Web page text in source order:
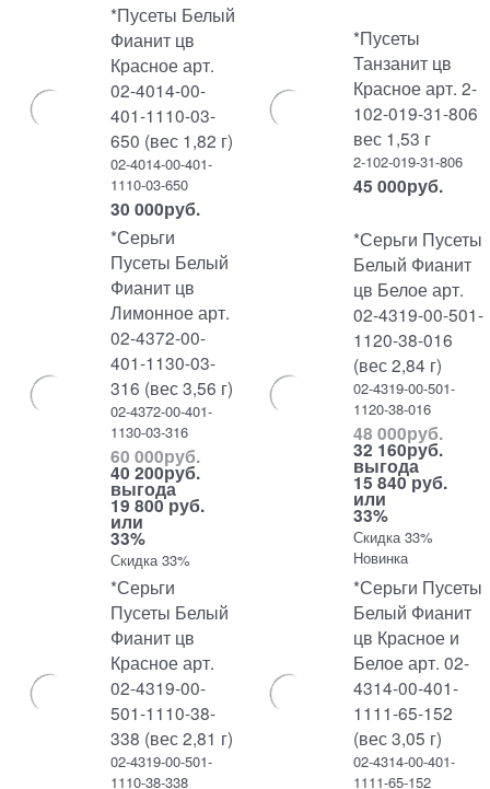
*Пусеты Белый
Фианит цв
Красное арт.
02-4014-00-
401-1110-03-
650 (вес 1,82 г)
02-4014-00-401-
1110-03-650
30 000руб.
*Пусеты
Танзанит цв
Красное арт. 2-
102-019-31-806
вес 1,53 г
2-102-019-31-806
45 000руб.
*Серьги
Пусеты Белый
Фианит цв
Лимонное арт.
02-4372-00-
401-1130-03-
316 (вес 3,56 г)
02-4372-00-401-
1130-03-316
60 000руб.
40 200руб.
выгода
19 800 руб.
или
33%
Скидка 33%
*Серьги Пусеты
Белый Фианит
цв Белое арт.
02-4319-00-501-
1120-38-016
(вес 2,84 г)
02-4319-00-501-
1120-38-016
48 000руб.
32 160руб.
выгода
15 840 руб.
или
33%
Скидка 33%
Новинка
*Серьги
Пусеты Белый
Фианит цв
Красное арт.
02-4319-00-
501-1110-38-
338 (вес 2,81 г)
02-4319-00-501-
1110-38-338
*Серьги Пусеты
Белый Фианит
цв Красное и
Белое арт. 02-
4314-00-401-
1111-65-152
(вес 3,05 г)
02-4314-00-401-
1111-65-152